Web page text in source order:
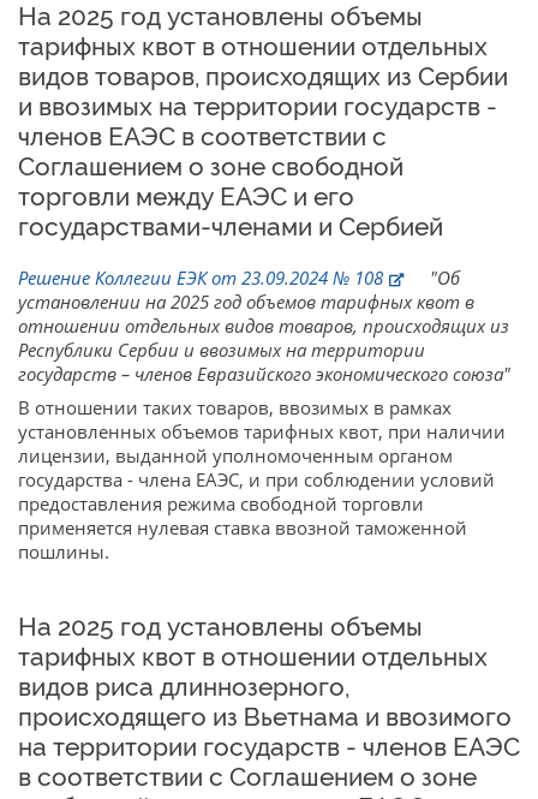
На 2025 год установлены объемы
тарифных квот в отношении отдельных
видов товаров, происходящих из Сербии
и ввозимых на территории государств -
членов ЕАЭС в соответствии с
Соглашением о зоне свободной
торговли между ЕАЭС и его
государствами-членами и Сербией
Решение Коллегии ЕЭК от 23.09.2024 № 108
"Об
установлении на 2025 год объемов тарифных квот в
отношении отдельных видов товаров, происходящих из
Республики Сербии и ввозимых на территории
государств – членов Евразийского экономического союза"
В отношении таких товаров, ввозимых в рамках
установленных объемов тарифных квот, при наличии
лицензии, выданной уполномоченным органом
государства - члена ЕАЭС, и при соблюдении условий
предоставления режима свободной торговли
применяется нулевая ставка ввозной таможенной
пошлины.
На 2025 год установлены объемы
тарифных квот в отношении отдельных
видов риса длиннозерного,
происходящего из Вьетнама и ввозимого
на территории государств - членов ЕАЭС
в соответствии с Соглашением о зоне